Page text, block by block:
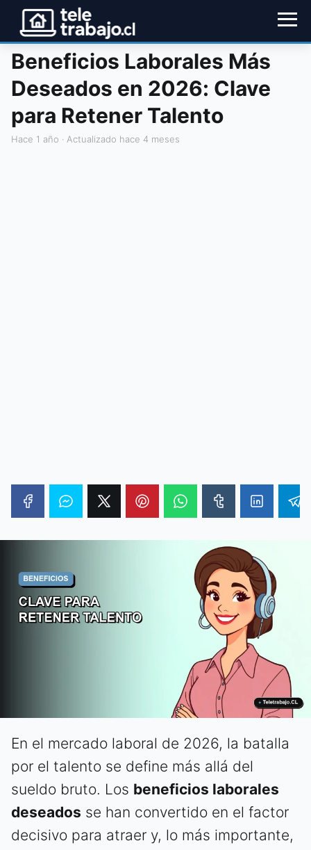
Beneficios Laborales Más
Deseados en 2026: Clave
para Retener Talento
hace 1 año · Actualizado hace 4 meses
En el mercado laboral de 2026, la batalla
por el talento se define más allá del
sueldo bruto. Los beneficios laborales
deseados se han convertido en el factor
decisivo para atraer y, lo más importante,